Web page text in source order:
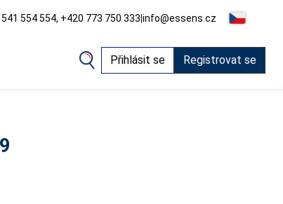
554 554, +420 773 750 333|info@essens.cz
Přihlásit se Registrovat se